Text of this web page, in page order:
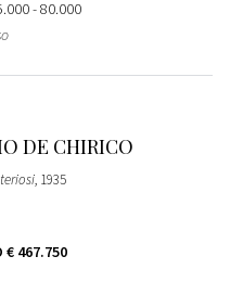
- 80.000
DE CHIRICO
, 1935
€ 467.750